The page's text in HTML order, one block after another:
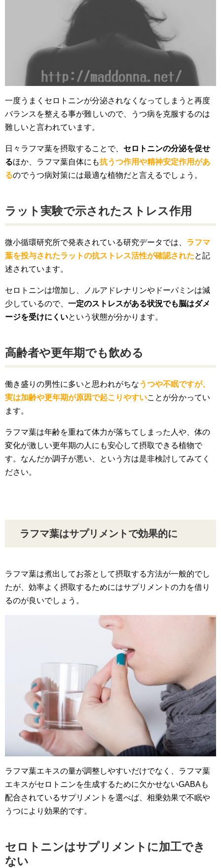
一度うまくセロトニンが分泌されなくなってしまうと再度
バランスを整える事が難しいので、うつ病を克服するのは
難しいと言われています。
日々ラフマ葉を摂取することで、 セロトニンの分泌を促せ
るほか、ラフマ葉自体にも抗うつ作用や精神安定作用があ
るのでうつ病対策には最適な植物だと言えるでしょう。
ラット実験で示されたストレス作用
微小循環研究所で発表されている研究データでは、 ラフマ
葉を投与されたラットの抗ストレス活性が確認されたと記
述されています。
セロトニンは増加し、ノルアドレナリンやドーパミンは減
少しているので、 一定のストレスがある状況でも脳はダメ
ージを受けにくいという状態が分かります。
高齢者や更年期でも飲める
働き盛りの男性に多いと思われがちなうつや不眠ですが、
実は加齢や更年期が原因で起こりやすいことが分かってい
ます。
ラフマ葉は年齢を重ねて体力が落ちてしまった人や、体の
変化が激しい更年期の人にも安心して摂取できる植物で
す。なんだか調子が悪い、という方は是非検討してみてく
ださい。
ラフマ葉はサプリメントで効果的に
ラフマ葉は煮出してお茶として摂取する方法が一般的でし
たが、効率よく摂取するためにはサプリメントの力を借り
るのが良いでしょう。
ラフマ葉エキスの量が調整しやすいだけでなく、ラフマ葉
エキスがセロトニンを生成するために欠かせないGABAも
配合されているサプリメントを選べば、相乗効果で不眠や
うつにより効果的です。
セロトニンはサプリメントに加工でき
ない